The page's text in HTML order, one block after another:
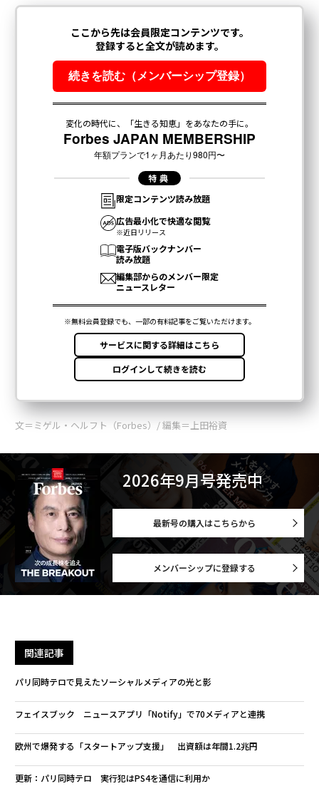
文＝ミゲル・ヘルフト（Forbes）/ 編集＝上田裕資
2026年9月号発売中
最新号の購入はこちらから
メンバーシップに登録する
関連記事
パリ同時テロで見えたソーシャルメディアの光と影
フェイスブック ニュースアプリ「Notify」で70メディアと連携
欧州で爆発する「スタートアップ支援」 出資額は年間1.2兆円
更新：パリ同時テロ 実行犯はPS4を通信に利用か